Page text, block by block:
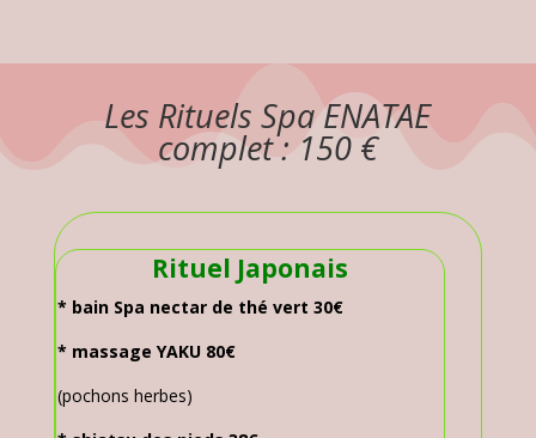
Les Rituels Spa ENATAE
complet : 150 €
Rituel Japonais
* bain Spa nectar de thé vert 30€
* massage YAKU 80€
(pochons herbes)